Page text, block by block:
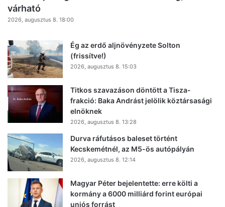
várható
2026, augusztus 8. 18:00
Ég az erdő aljnövényzete Solton
(frissítve!)
2026, augusztus 8. 15:03
Titkos szavazáson döntött a Tisza-
frakció: Baka Andrást jelölik köztársasági
elnöknek
2026, augusztus 8. 13:28
Durva ráfutásos baleset történt
Kecskemétnél, az M5-ös autópályán
2026, augusztus 8. 12:14
Magyar Péter bejelentette: erre költi a
kormány a 6000 milliárd forint európai
uniós forrást